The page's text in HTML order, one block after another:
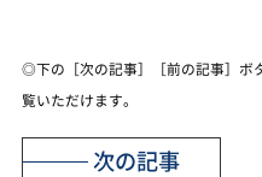
◎下の［次の記事］［前の記事］ボ
覧いただけます。
次の記事